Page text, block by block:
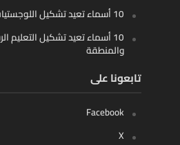
10 أسماء تعيد تشكيل اللوجستيات الذكية في الخليج
10 أسماء تعيد تشكيل التعليم
والمنطقة
تابعونا على
Facebook
X